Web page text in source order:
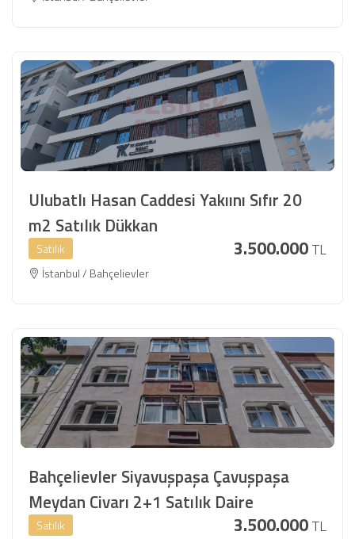
Ulubatlı Hasan Caddesi Yakıını Sıfır 20
m2 Satılık Dükkan
Satılık 3.500.000TL
İstanbul / Bahçelievler
Bahçelievler Siyavuşpaşa Çavuşpaşa
Meydan Civarı 2+1 Satılık Daire
Satılık 3.500.000TL